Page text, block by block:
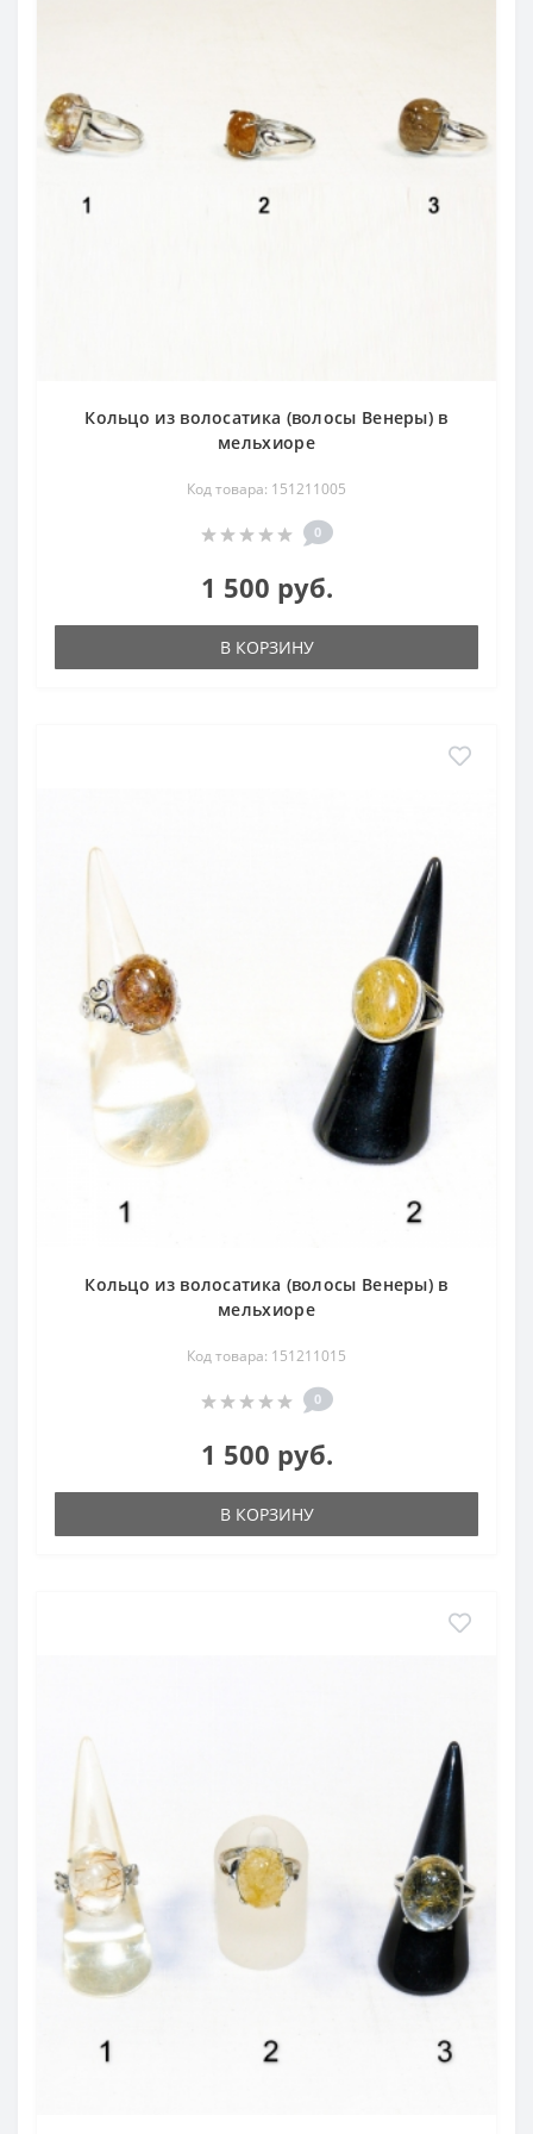
Кольцо из волосатика (волосы Венеры) в
мельхиоре
Код товара: 151211005
0
1 500 руб.
В КОРЗИНУ
Кольцо из волосатика (волосы Венеры) в
мельхиоре
Код товара: 151211015
0
1 500 руб.
В КОРЗИНУ